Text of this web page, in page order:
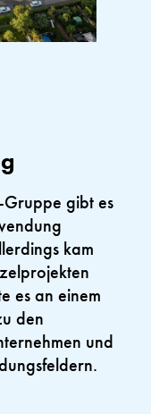
gibt es
kam
es an einem
den
und